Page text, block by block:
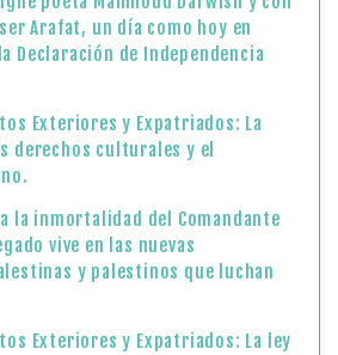
Arafat, un día como hoy en
Declaración de Independencia
Exteriores y Expatriados: La
derechos culturales y el
la inmortalidad del Comandante
vive en las nuevas
y palestinos que luchan
Exteriores y Expatriados: La ley